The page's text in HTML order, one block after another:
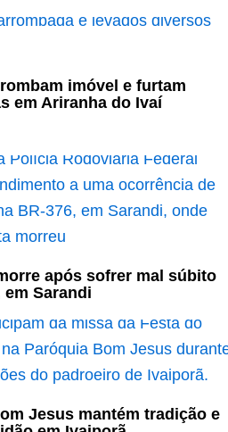
imóvel e furtam
em Ariranha do Ivaí
após sofrer mal súbito
em Sarandi
Jesus mantém tradição e